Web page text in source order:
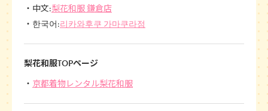
中文:梨花和服 鎌倉店
한국어:리카와후쿠 가마쿠라점
梨花和服TOPページ
京都着物レンタル梨花和服